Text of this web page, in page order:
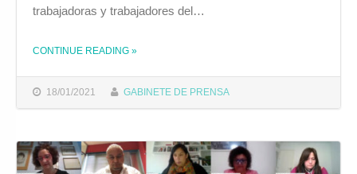
18/01/2021 GABINETE DE PRENSA
trabajadoras y trabajadores del…
CONTINUE READING THE "EL EQUIPO DE GOBIERNO ELEVARÁ AL PLENO UNA NUEVA PROPUESTA EN APOYO A LAS TRABAJADORAS Y TRABAJADORES DEL METAL"
»